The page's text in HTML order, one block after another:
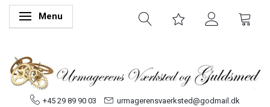
Skifte navigation
Menu
+45 29 89 90 03 urmagerensvaerksted@godmail.dk